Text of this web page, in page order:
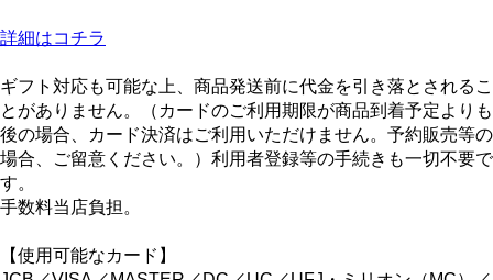
詳細はコチラ
ギフト対応も可能な上、商品発送前に代金を引き落とされるこ
とがありません。（カードのご利用期限が商品到着予定よりも
後の場合、カード決済はご利用いただけません。予約販売等の
場合、ご留意ください。）利用者登録等の手続きも一切不要で
す。
手数料当店負担。
【使用可能なカード】